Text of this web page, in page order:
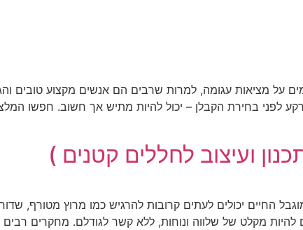
על מציאות עגומה, למרות שרבים הם אנשים מקצוע טובים
לפני בחירת הקבלן – יכול להיות מתיש אך חשוב. חפשו
ועיצוב לחללים קטנים )
החיים יכולים לעתים קרובות להרגיש כמו מרוץ מטורף,
להיות מקלט של שלווה ונוחות, ללא קשר לגודלם. מחקרים